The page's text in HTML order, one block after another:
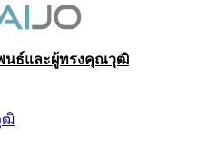
นธ์และผู้ทรงคุณวุฒิ
ฒิ